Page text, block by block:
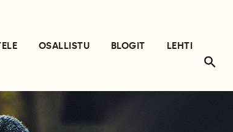
OSALLISTU BLOGIT
LEHTI